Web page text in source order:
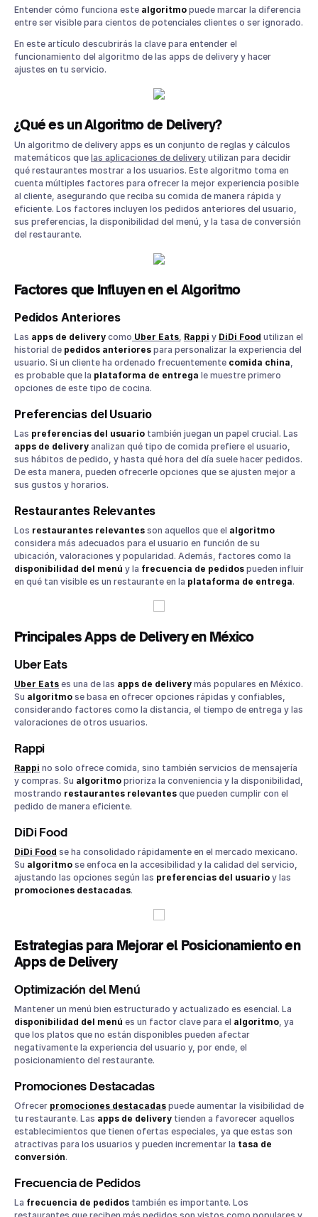
Uber Eats
DiDi Food
Estrategias para Mejorar el Posicionamiento en Apps de
Promociones Destacadas
Frecuencia de Pedidos
Aceptación Automática de Pedidos
Métricas que Importan al Algoritmo
Tasa Bruta de Pedidos
Porcentaje de Pedidos Perdidos
Porcentaje de Pedidos Incorrectos
Pedidos
Entender cómo funciona este algoritmo puede marcar la diferencia
entre ser visible para cientos de potenciales clientes o ser ignorado.
En este artículo descubrirás la clave para entender el
funcionamiento del algoritmo de las apps de delivery y hacer
ajustes en tu servicio.
¿Qué es un Algoritmo de Delivery?
Un algoritmo de delivery apps es un conjunto de reglas y cálculos
matemáticos que las aplicaciones de delivery utilizan para decidir
qué restaurantes mostrar a los usuarios. Este algoritmo toma en
cuenta múltiples factores para ofrecer la mejor experiencia posible
al cliente, asegurando que reciba su comida de manera rápida y
eficiente. Los factores incluyen los pedidos anteriores del usuario,
sus preferencias, la disponibilidad del menú, y la tasa de conversión
del restaurante.
Factores que Influyen en el Algoritmo
Pedidos Anteriores
Las apps de delivery como Uber Eats, Rappi y DiDi Food utilizan el
historial de pedidos anteriores para personalizar la experiencia del
usuario. Si un cliente ha ordenado frecuentemente comida china,
es probable que la plataforma de entrega le muestre primero
opciones de este tipo de cocina.
Preferencias del Usuario
Las preferencias del usuario también juegan un papel crucial. Las
apps de delivery analizan qué tipo de comida prefiere el usuario,
sus hábitos de pedido, y hasta qué hora del día suele hacer pedidos.
De esta manera, pueden ofrecerle opciones que se ajusten mejor a
sus gustos y horarios.
Restaurantes Relevantes
Los restaurantes relevantes son aquellos que el algoritmo
considera más adecuados para el usuario en función de su
ubicación, valoraciones y popularidad. Además, factores como la
disponibilidad del menú y la frecuencia de pedidos pueden influir
en qué tan visible es un restaurante en la plataforma de entrega.
Principales Apps de Delivery en México
Uber Eats
Uber Eats es una de las apps de delivery más populares en México.
Su algoritmo se basa en ofrecer opciones rápidas y confiables,
considerando factores como la distancia, el tiempo de entrega y las
valoraciones de otros usuarios.
Rappi
Rappi no solo ofrece comida, sino también servicios de mensajería
y compras. Su algoritmo prioriza la conveniencia y la disponibilidad,
mostrando restaurantes relevantes que pueden cumplir con el
pedido de manera eficiente.
DiDi Food
DiDi Food se ha consolidado rápidamente en el mercado mexicano.
Su algoritmo se enfoca en la accesibilidad y la calidad del servicio,
ajustando las opciones según las preferencias del usuario y las
promociones destacadas.
Estrategias para Mejorar el Posicionamiento en
Apps de Delivery
Optimización del Menú
Mantener un menú bien estructurado y actualizado es esencial. La
disponibilidad del menú es un factor clave para el algoritmo, ya
que los platos que no están disponibles pueden afectar
negativamente la experiencia del usuario y, por ende, el
posicionamiento del restaurante.
Promociones Destacadas
Ofrecer promociones destacadas puede aumentar la visibilidad de
tu restaurante. Las apps de delivery tienden a favorecer aquellos
establecimientos que tienen ofertas especiales, ya que estas son
atractivas para los usuarios y pueden incrementar la tasa de
conversión.
Frecuencia de Pedidos
La frecuencia de pedidos también es importante. Los